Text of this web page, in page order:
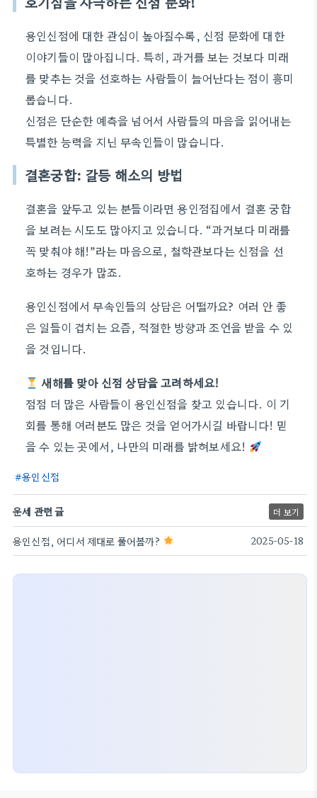
용인신점에 대한 관심이 높아질수록, 신점 문화에 대한
이야기들이 많아집니다. 특히, 과거를 보는 것보다 미래
를 맞추는 것을 선호하는 사람들이 늘어난다는 점이 흥미
롭습니다.
신점은 단순한 예측을 넘어서 사람들의 마음을 읽어내는
특별한 능력을 지닌 무속인들이 많습니다.
결혼궁합: 갈등 해소의 방법
결혼을 앞두고 있는 분들이라면 용인점집에서 결혼 궁합
을 보려는 시도도 많아지고 있습니다. “과거보다 미래를
꼭 맞춰야 해!”라는 마음으로, 철학관보다는 신점을 선
호하는 경우가 많죠.
용인신점에서 무속인들의 상담은 어떨까요? 여러 안 좋
은 일들이 겹치는 요즘, 적절한 방향과 조언을 받을 수 있
을 것입니다.
새해를 맞아 신점 상담을 고려하세요!
점점 더 많은 사람들이 용인신점을 찾고 있습니다. 이 기
회를 통해 여러분도 많은 것을 얻어가시길 바랍니다! 믿
을 수 있는 곳에서, 나만의 미래를 밝혀보세요!
용인신점
운세 관련 글 더 보기
용인신점, 어디서 제대로 풀어볼까? 2025-05-18